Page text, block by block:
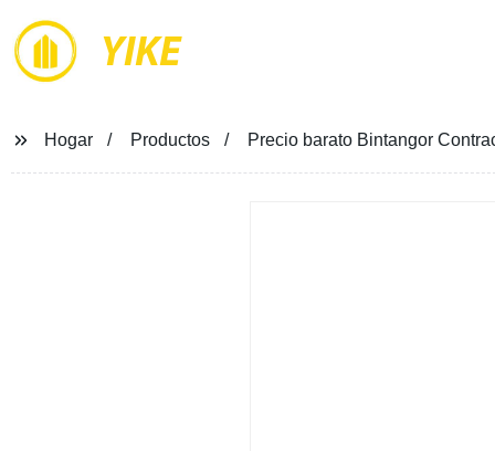
YIKE
Hogar Productos Precio barato Bintangor